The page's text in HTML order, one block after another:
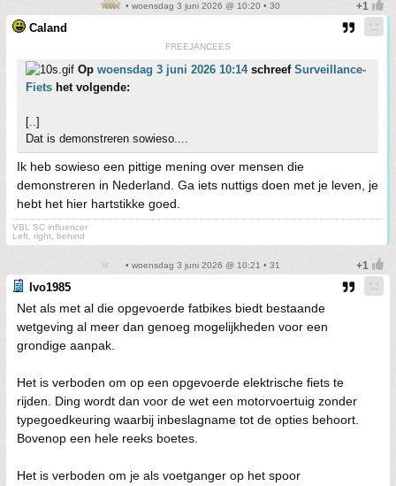
• woensdag 3 juni 2026 @ 10:20 • 30
Caland
FREEJANCEES
Op woensdag 3 juni 2026 10:14schreef Surveillance-
Fiets het volgende:
[..]
Dat is demonstreren sowieso....
Ik heb sowieso een pittige mening over mensen die
demonstreren in Nederland. Ga iets nuttigs doen met je leven, je
hebt het hier hartstikke goed.
VBL SC influencer
Left, right, behind
• woensdag 3 juni 2026 @ 10:21 • 31
Ivo1985
Net als met al die opgevoerde fatbikes biedt bestaande
wetgeving al meer dan genoeg mogelijkheden voor een
grondige aanpak.
Het is verboden om op een opgevoerde elektrische fiets te
rijden. Ding wordt dan voor de wet een motorvoertuig zonder
typegoedkeuring waarbij inbeslagname tot de opties behoort.
Bovenop een hele reeks boetes.
Het is verboden om je als voetganger op het spoor